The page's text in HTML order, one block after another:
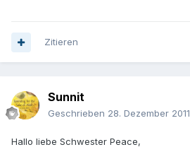
Zitieren
Sunnit
Geschrieben 28. Dezember 2011
Hallo liebe Schwester Peace,